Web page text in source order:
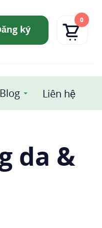
ký
0
Blog Liên hệ
da &